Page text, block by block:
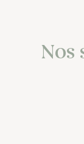
Nos